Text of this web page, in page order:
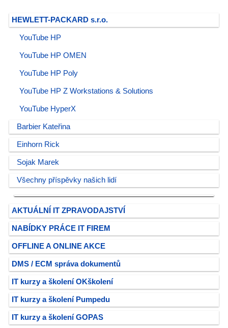
HEWLETT-PACKARD s.r.o.
YouTube HP
YouTube HP OMEN
YouTube HP Poly
YouTube HP Z Workstations & Solutions
YouTube HyperX
Barbier Kateřina
Einhorn Rick
Sojak Marek
Všechny příspěvky našich lidí
AKTUÁLNÍ IT ZPRAVODAJSTVÍ
NABÍDKY PRÁCE IT FIREM
OFFLINE A ONLINE AKCE
DMS / ECM správa dokumentů
IT kurzy a školení OKškolení
IT kurzy a školení Pumpedu
IT kurzy a školení GOPAS